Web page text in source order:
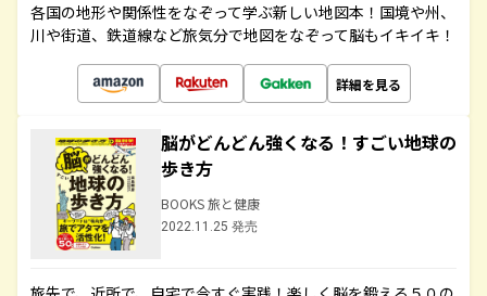
各国の地形や関係性をなぞって学ぶ新しい地図本！国境や州、
川や街道、鉄道線など旅気分で地図をなぞって脳もイキイキ！
詳細を見る
脳がどんどん強くなる！すごい地球の
歩き方
BOOKS 旅と健康
2022.11.25 発売